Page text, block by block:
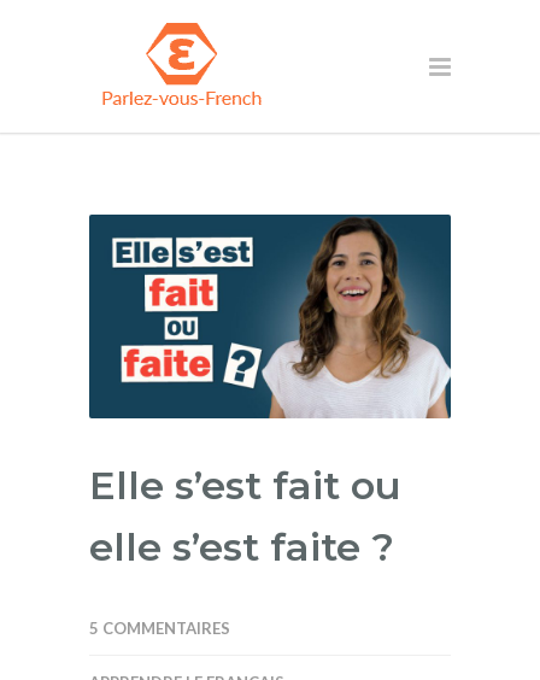
Elle s’est fait ou
elle s’est faite ?
5 COMMENTAIRES